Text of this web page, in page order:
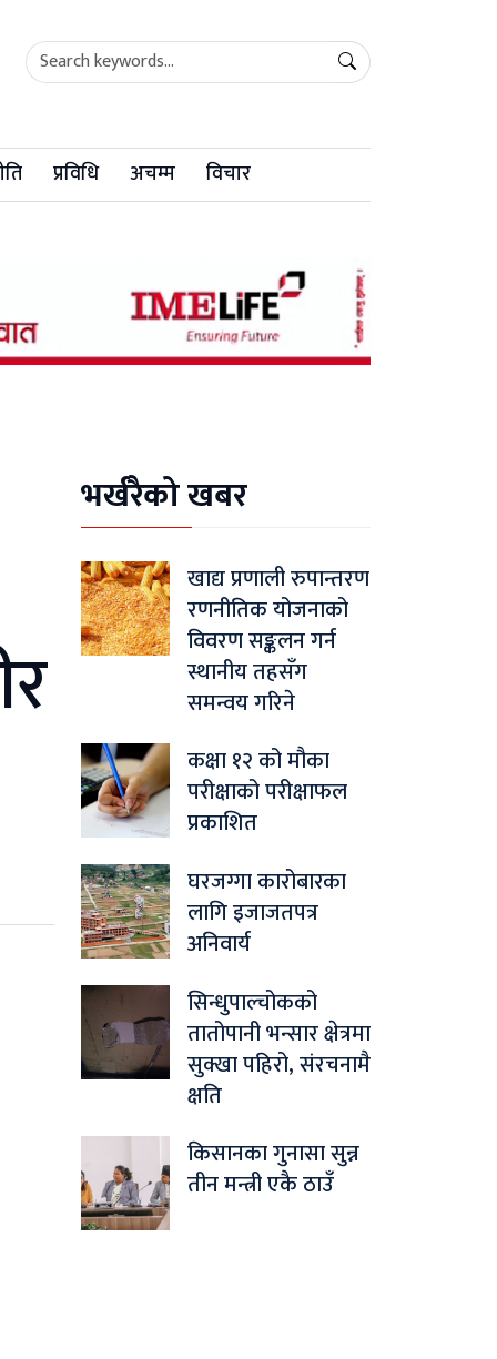
प्रविधि अचम्म विचार
भर्खरैको खबर
खाद्य प्रणाली रुपान्तरण
रणनीतिक योजनाको
विवरण सङ्कलन गर्न
स्थानीय तहसँग
समन्वय गरिने
कक्षा १२ को मौका
परीक्षाको परीक्षाफल
प्रकाशित
घरजग्गा कारोबारका
लागि इजाजतपत्र
अनिवार्य
सिन्धुपाल्चोकको
तातोपानी भन्सार क्षेत्रमा
सुक्खा पहिरो, संरचनामै
क्षति
किसानका गुनासा सुन्न
तीन मन्त्री एकै ठाउँ